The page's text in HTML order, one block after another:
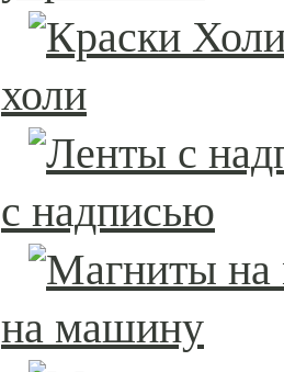
холи
с надписью
на машину